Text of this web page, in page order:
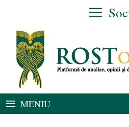
conținut
MENIU